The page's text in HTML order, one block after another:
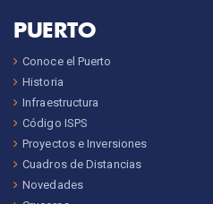
PUERTO
Conoce el Puerto
Historia
Infraestructura
Código ISPS
Proyectos e Inversiones
Cuadros de Distancias
Novedades